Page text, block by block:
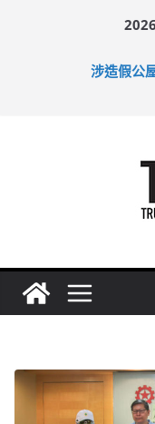
涉造假公